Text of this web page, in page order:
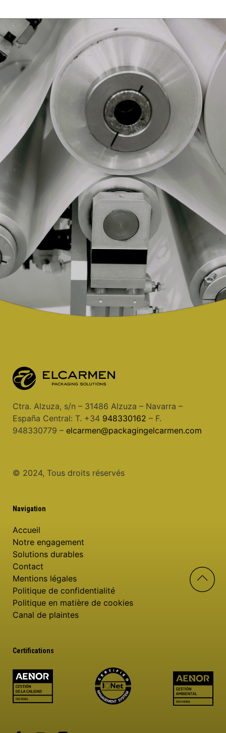
Ctra. Alzuza, s/n – 31486 Alzuza – Navarra –
España Central: T. +34 948330162 – F.
948330779 – elcarmen@packagingelcarmen.com
© 2024, Tous droits réservés
Navigation
Accueil
Notre engagement
Solutions durables
Contact
Mentions légales
Politique de confidentialité
Politique en matière de cookies
Canal de plaintes
Certifications